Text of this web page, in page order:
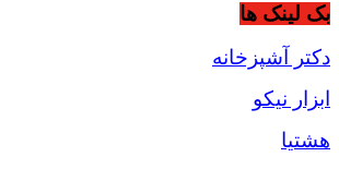
بک لینک ها
دکتر آشپزخانه
ابزار نیکو
هشتیا